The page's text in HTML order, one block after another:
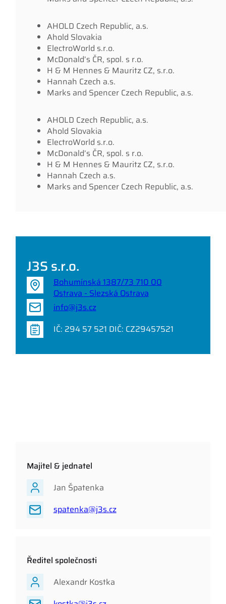
AHOLD Czech Republic, a.s.
Ahold Slovakia
ElectroWorld s.r.o.
McDonald’s ČR, spol. s r.o.
H & M Hennes & Mauritz CZ, s.r.o.
Hannah Czech a.s.
Marks and Spencer Czech Republic, a.s.
AHOLD Czech Republic, a.s.
Ahold Slovakia
ElectroWorld s.r.o.
McDonald’s ČR, spol. s r.o.
H & M Hennes & Mauritz CZ, s.r.o.
Hannah Czech a.s.
Marks and Spencer Czech Republic, a.s.
J3S s.r.o.
Bohumínská 1387/73 710 00
Ostrava - Slezská Ostrava
info@j3s.cz
IČ: 294 57 521 DIČ: CZ29457521
Majitel & jednatel
Jan Špatenka
spatenka@j3s.cz
Ředitel společnosti
Alexandr Kostka